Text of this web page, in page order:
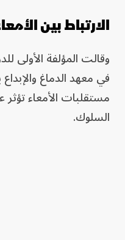
الارتباط بين
وقالت المؤلفة الأولى
في معهد الدماغ
مستقلبات الأمعاء تؤثر
السلوك.